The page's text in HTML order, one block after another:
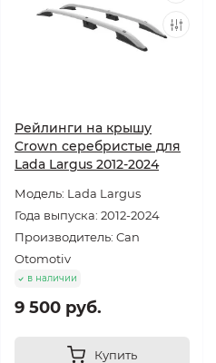
Рейлинги на крышу
Crown серебристые для
Lada Largus 2012-2024
Модель: Lada Largus
Года выпуска: 2012-2024
Производитель: Can
Otomotiv
в наличии
9 500 руб.
Купить